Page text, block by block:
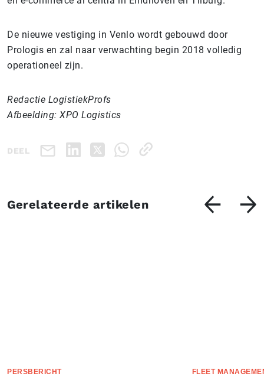
De nieuwe vestiging in Venlo wordt gebouwd door
Prologis en zal naar verwachting begin 2018 volledig
operationeel zijn.
Redactie LogistiekProfs
Afbeelding: XPO Logistics
DEEL
Gerelateerde artikelen
PERSBERICHT FLEET